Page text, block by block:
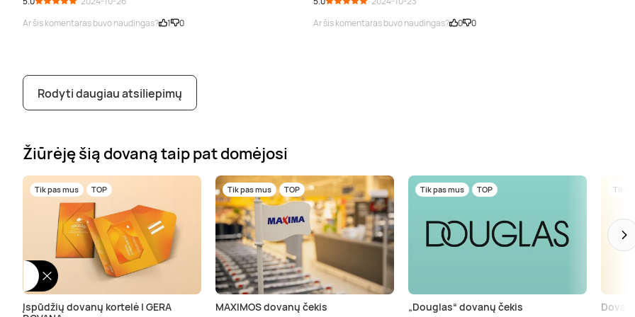
Ar šis komentaras buvo naudingas?
1 0
Ar šis komentaras buvo naudingas?
0 0
Rodyti daugiau atsiliepimų
Žiūrėję šią dovaną taip pat domėjosi
Tik pas mus TOP
Įspūdžių dovanų kortelė | GERA
Tik pas mus TOP
MAXIMOS dovanų čekis
Tik pas mus TOP
„Douglas“ dovanų čekis
Tik